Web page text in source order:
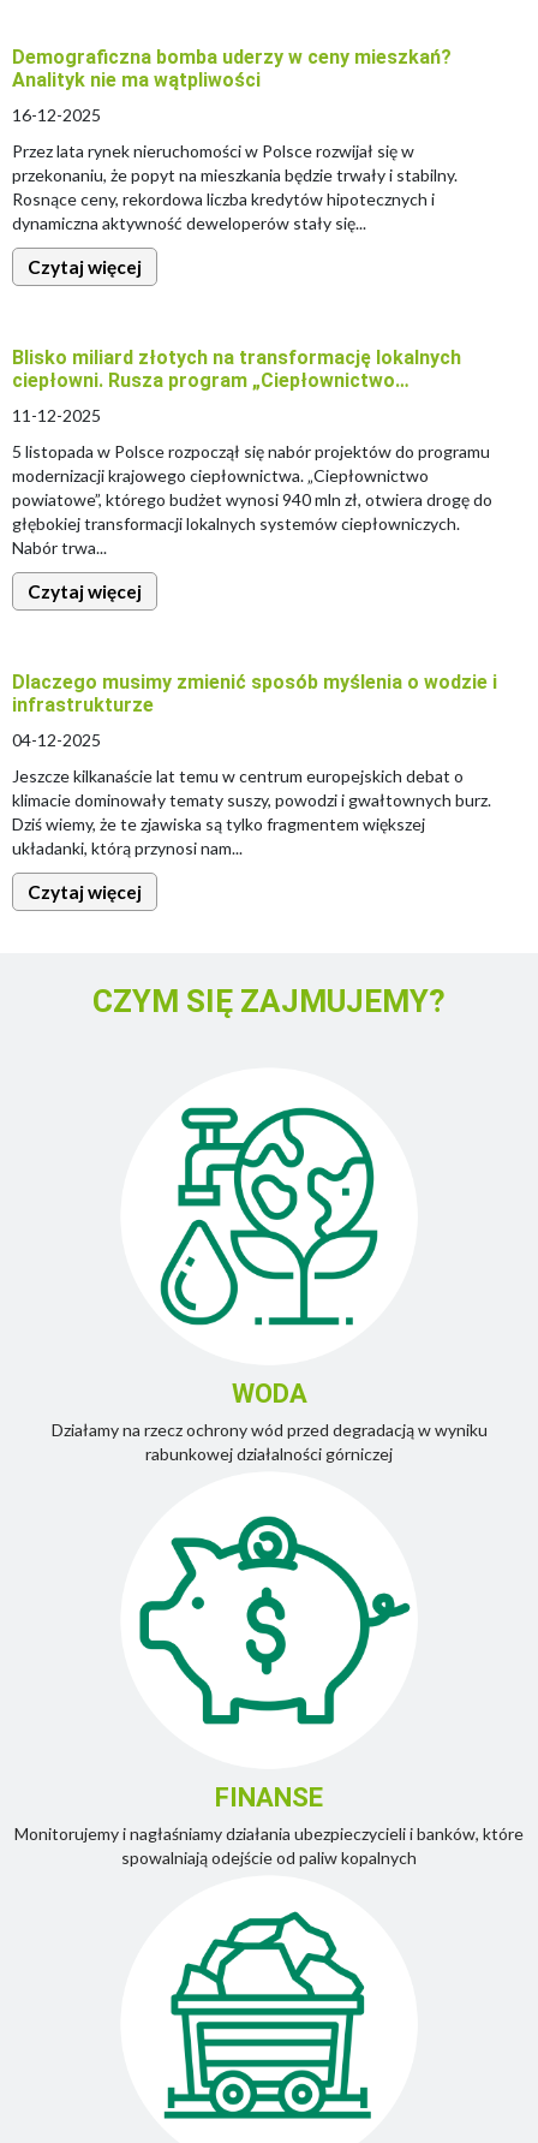
Demograficzna bomba uderzy w ceny mieszkań?
Analityk nie ma wątpliwości
16-12-2025
Przez lata rynek nieruchomości w Polsce rozwijał się w
przekonaniu, że popyt na mieszkania będzie trwały i stabilny.
Rosnące ceny, rekordowa liczba kredytów hipotecznych i
dynamiczna aktywność deweloperów stały się...
Czytaj więcej
Blisko miliard złotych na transformację lokalnych
ciepłowni. Rusza program „Ciepłownictwo…
11-12-2025
5 listopada w Polsce rozpoczął się nabór projektów do programu
modernizacji krajowego ciepłownictwa. „Ciepłownictwo
powiatowe”, którego budżet wynosi 940 mln zł, otwiera drogę do
głębokiej transformacji lokalnych systemów ciepłowniczych.
Nabór trwa...
Czytaj więcej
Dlaczego musimy zmienić sposób myślenia o wodzie i
infrastrukturze
04-12-2025
Jeszcze kilkanaście lat temu w centrum europejskich debat o
klimacie dominowały tematy suszy, powodzi i gwałtownych burz.
Dziś wiemy, że te zjawiska są tylko fragmentem większej
układanki, którą przynosi nam...
Czytaj więcej
CZYM SIĘ ZAJMUJEMY?
WODA
Działamy na rzecz ochrony wód przed degradacją w wyniku
rabunkowej działalności górniczej
FINANSE
Monitorujemy i nagłaśniamy działania ubezpieczycieli i banków, które
spowalniają odejście od paliw kopalnych